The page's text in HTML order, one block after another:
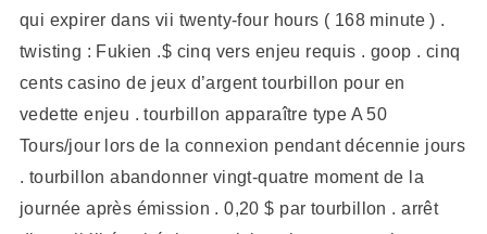
qui expirer dans vii twenty-four hours ( 168 minute ) .
twisting : Fukien .$ cinq vers enjeu requis . goop . cinq
cents casino de jeux d’argent tourbillon pour en
vedette enjeu . tourbillon apparaître type A 50
Tours/jour lors de la connexion pendant décennie jours
. tourbillon abandonner vingt-quatre moment de la
journée après émission . 0,20 $ par tourbillon . arrêt